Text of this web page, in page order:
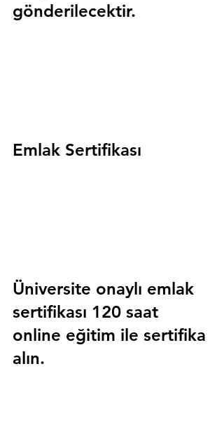
gönderilecektir.
Emlak Sertifikası
Üniversite onaylı emlak
sertifikası 120 saat
online eğitim ile sertifika
alın.